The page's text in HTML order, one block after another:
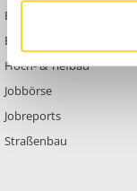
Baumaschinen
Berg- & Tagebau
Hoch- & Tiefbau
Jobbörse
Jobreports
Straßenbau